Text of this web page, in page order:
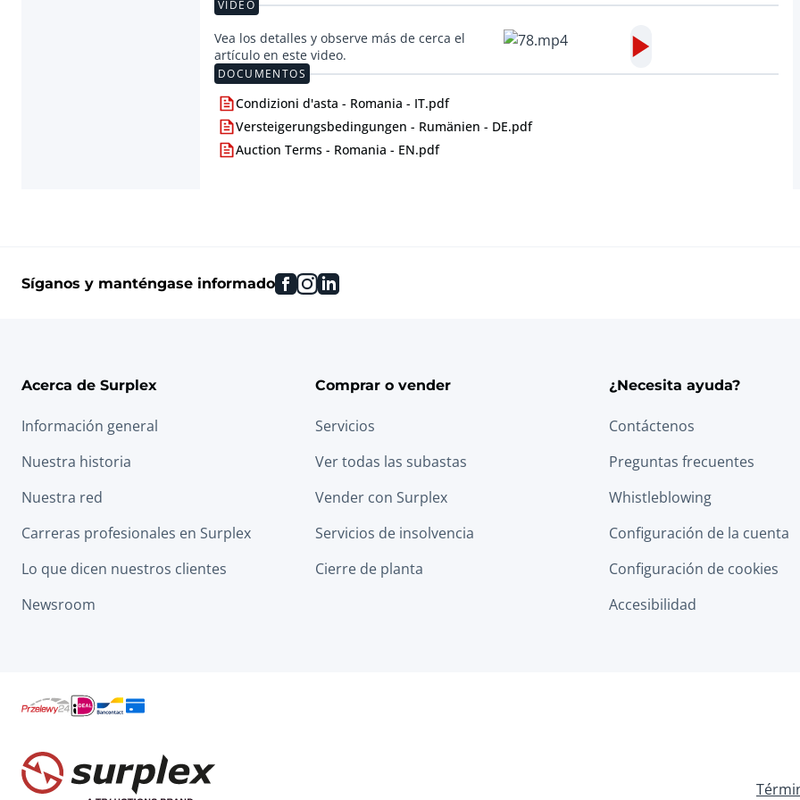
VIDEO
Vea los detalles y observe más de cerca el
artículo en este video.
DOCUMENTOS
Condizioni d'asta - Romania - IT.pdf
Versteigerungsbedingungen - Rumänien - DE.pdf
Auction Terms - Romania - EN.pdf
Síganos y manténgase informado facebook
instagram
linkedin
Acerca de Surplex
Información general
Nuestra historia
Nuestra red
Carreras profesionales en Surplex
Lo que dicen nuestros clientes
Newsroom
Comprar o vender
Servicios
Ver todas las subastas
Vender con Surplex
Servicios de insolvencia
Cierre de planta
¿Necesita ayuda?
Contáctenos
Preguntas frecuentes
Whistleblowing
Configuración de la cuenta
Configuración de cookies
Accesibilidad